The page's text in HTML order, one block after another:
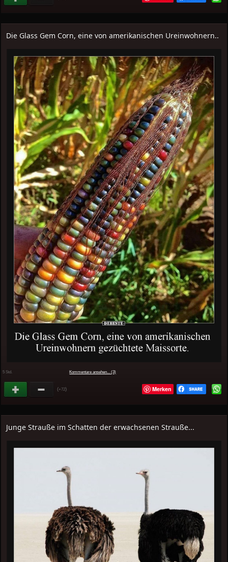
Die Glass Gem Corn, eine von amerikanischen Ureinwohnern..
5 Std. Kommentare ansehen... (3)
(+72) Merken
Junge Strauße im Schatten der erwachsenen Strauße...